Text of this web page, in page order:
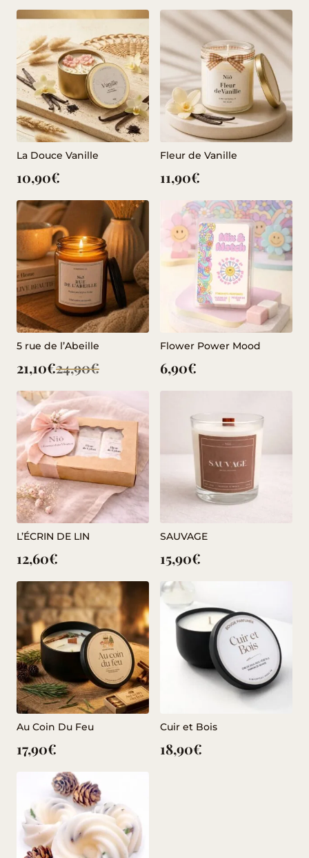
La Douce Vanille
10,90€
Fleur de Vanille
11,90€
5 rue de l’Abeille
24,90€
Le
prix
initial
était :
24,90€.
21,10€Le
prix
actuel
est :
21,10€.
Flower Power Mood
6,90€
L’ÉCRIN DE LIN
12,60€
SAUVAGE
15,90€
Au Coin Du Feu
17,90€
Cuir et Bois
18,90€